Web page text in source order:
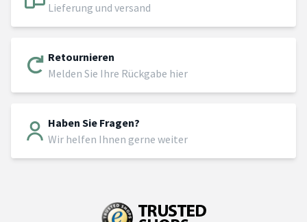
Lieferung und versand
Retournieren
Melden Sie Ihre Rückgabe hier
Haben Sie Fragen?
Wir helfen Ihnen gerne weiter